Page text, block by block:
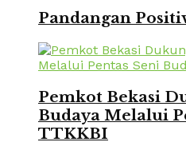
Pandangan
Pemkot Bekasi
Budaya Melalui
TTKKBI